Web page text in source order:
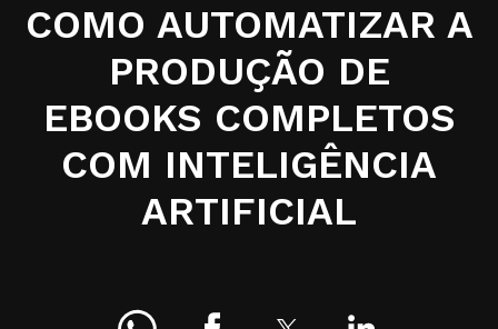
COMO AUTOMATIZAR A
PRODUÇÃO DE
EBOOKS COMPLETOS
COM INTELIGÊNCIA
ARTIFICIAL